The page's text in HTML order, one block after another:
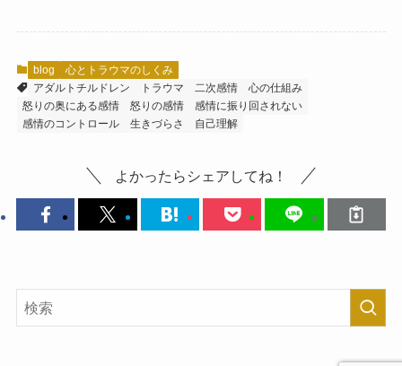
blog
心とトラウマのしくみ
アダルトチルドレン
トラウマ 二次感情
心の仕組み
怒りの奥にある感情
怒りの感情
感情に振り回されない
感情のコントロール
生きづらさ 自己理解
よかったらシェアしてね！